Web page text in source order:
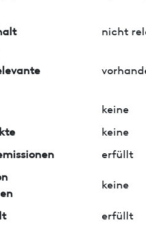
nicht
keine
keine
erfüllt
keine
erfüllt